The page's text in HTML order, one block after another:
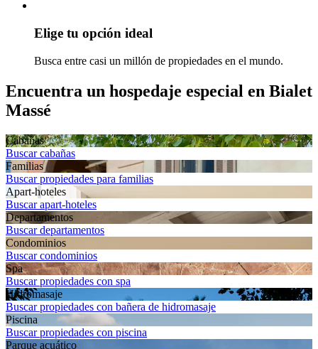
Elige tu opción ideal
Busca entre casi un millón de propiedades en el mundo.
Encuentra un hospedaje especial en Bialet
Massé
Cabañas
Buscar cabañas
Familias
Buscar propiedades para familias
Apart-hoteles
Buscar apart-hoteles
Departamentos
Buscar departamentos
Condominios
Buscar condominios
Spa
Buscar propiedades con spa
Hidromasaje
Buscar propiedades con bañera de hidromasaje
Piscina
Buscar propiedades con piscina
Parque acuático